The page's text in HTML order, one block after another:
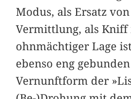
Modus, als Ersatz
Vermittlung, als Kniff
ohnmächtiger Lage
ebenso eng
Vernunftform der